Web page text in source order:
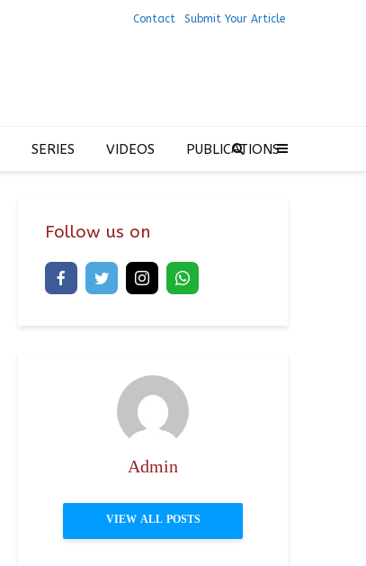
Contact Submit Your Article
SERIES VIDEOS PUBLICATIONS
Follow us on
Admin
VIEW ALL POSTS